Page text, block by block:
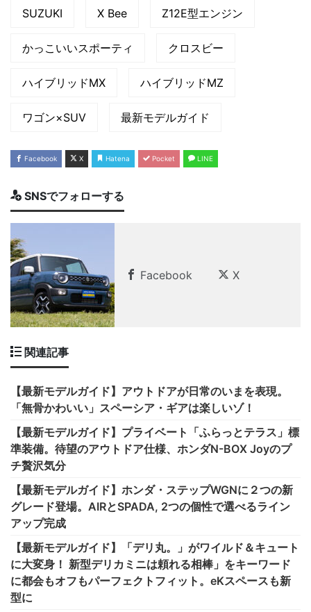
SUZUKI X Bee Z12E型エンジン
かっこいいスポーティ クロスビー
ハイブリッドMX ハイブリッドMZ
ワゴン×SUV 最新モデルガイド
Facebook X Hatena Pocket LINE
SNSでフォローする
Facebook X
関連記事
【最新モデルガイド】アウトドアが日常のいまを表現。
「無骨かわいい」スペーシア・ギアは楽しいゾ！
【最新モデルガイド】プライベート「ふらっとテラス」標
準装備。待望のアウトドア仕様、ホンダN-BOX Joyのプ
チ贅沢気分
【最新モデルガイド】ホンダ・ステップWGNに２つの新
グレード登場。AIRとSPADA, 2つの個性で選べるライン
アップ完成
【最新モデルガイド】「デリ丸。」がワイルド＆キュート
に大変身！ 新型デリカミニは頼れる相棒」をキーワード
に都会もオフもパーフェクトフィット。eKスペースも新
型に